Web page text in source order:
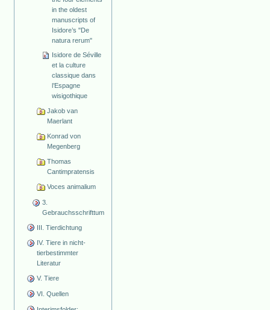
in the oldest
manuscripts of
Isidore’s "De
natura rerum"
Isidore de Séville
et la culture
classique dans
l’Espagne
wisigothique
Jakob van
Maerlant
Konrad von
Megenberg
Thomas
Cantimpratensis
Voces animalium
3.
Gebrauchsschrifttum
III. Tierdichtung
IV. Tiere in nicht-
tierbestimmter
Literatur
V. Tiere
VI. Quellen